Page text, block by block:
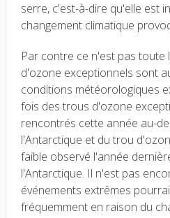
serre, c'est-à-dire qu'elle est
changement climatique
Par contre ce n'est pas toute
d'ozone exceptionnels sont
conditions météorologiques
fois des trous d'ozone
rencontrés cette année au-
l'Antarctique et du trou
faible observé l'année
l'Antarctique. Il n'est pas
événements extrêmes
fréquemment en raison du